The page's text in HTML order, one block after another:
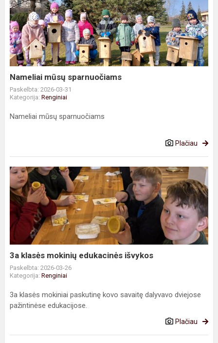
mūsų
sparnuočiams
Nameliai mūsų sparnuočiams
Paskelbta: 2026-03-31
Kategorija: Renginiai
Nameliai mūsų sparnuočiams
Plačiau
3a
klasės
mokinių
edukacinės
išvykos
3a klasės mokinių edukacinės išvykos
Paskelbta: 2026-03-26
Kategorija: Renginiai
3a klasės mokiniai paskutinę kovo savaitę dalyvavo dviejose
pažintinėse edukacijose.
Plačiau